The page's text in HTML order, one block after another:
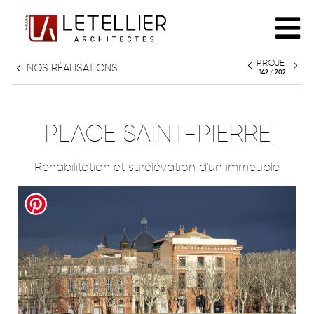
L'AGENCE
PARTENAIRES
RÉALISATIONS
TOUT
HABITAT INDIVIDUEL
HABITAT COLLECTIF
PATRIMOINE
PLACE SAINT-PIERRE
Réhabilitation et surélévation d'un immeuble
NOS RÉALISATIONS PROJET
142 / 202